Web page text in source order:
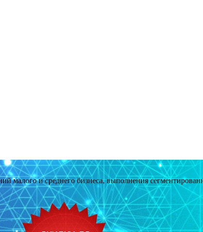
малого и среднего бизнеса, выполнения